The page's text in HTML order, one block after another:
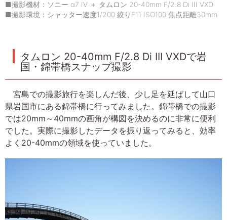
■撮影機材：ソニー α7 IV ＋ タムロン 20-40mm F/2.8 Di III VXD
■撮影環境：シャッター速度1/200 絞りF11 ISO100 焦点距離30mm
タムロン 20-40mm F/2.8 Di III VXDで岩
国・錦帯橋スナップ撮影
宮島での撮影旅行を楽しんだ後、少し足を延ばして山口
県岩国市にある錦帯橋に行ってみました。錦帯橋での撮影
では20mm～40mmの画角が構図を決めるのに非常に便利
でした。実際に撮影したデータを振り返ってみると、効率
よく20-40mmの領域を使っていました。